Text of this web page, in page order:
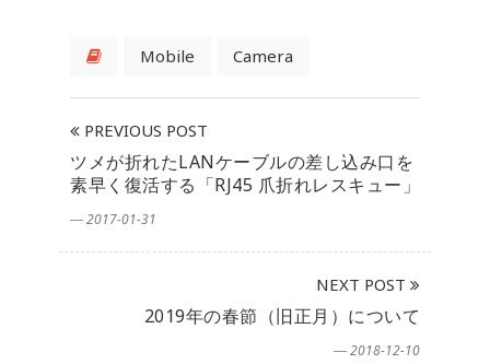
Mobile Camera
PREVIOUS POST
ツメが折れたLANケーブルの差し込み口を
素早く復活する「RJ45 爪折れレスキュー」
― 2017-01-31
NEXT POST
2019年の春節（旧正月）について
― 2018-12-10